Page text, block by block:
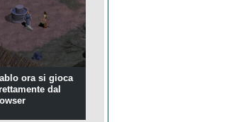
ora si gioca
dal